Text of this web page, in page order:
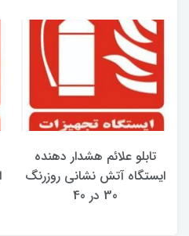
تابلو علائم هشدار دهنده
ایستگاه آتش نشانی روزرنگ
30 در 40